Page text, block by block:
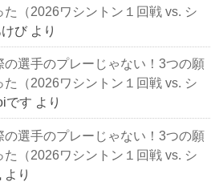
（2026ワシントン１回戦 vs. シ
び より
の選手のプレーじゃない！3つの願
（2026ワシントン１回戦 vs. シ
です より
の選手のプレーじゃない！3つの願
（2026ワシントン１回戦 vs. シ
より